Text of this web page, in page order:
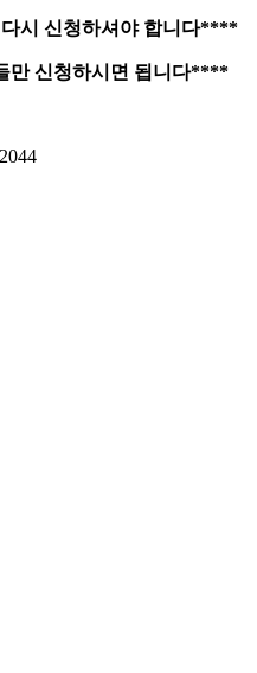
시 신청하셔야 합니다****
만 신청하시면 됩니다****